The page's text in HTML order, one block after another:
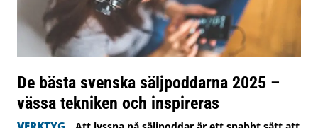
De bästa svenska säljpoddarna 2025 –
vässa tekniken och inspireras